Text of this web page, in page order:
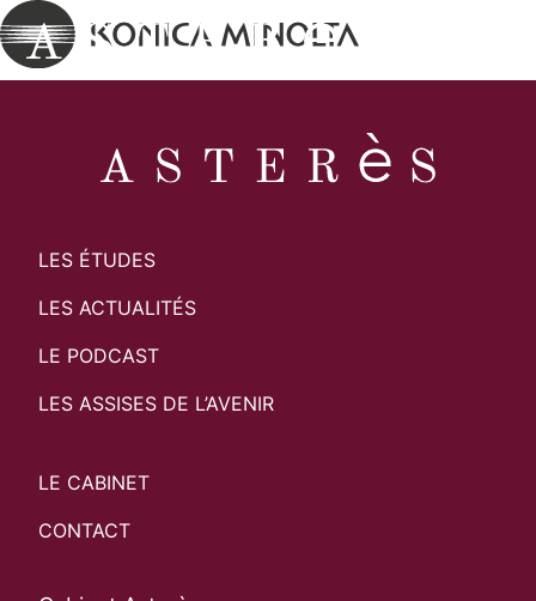
LES ÉTUDES
LES ACTUALITÉS
LE PODCAST
LES ASSISES DE L’AVENIR
LE CABINET
CONTACT